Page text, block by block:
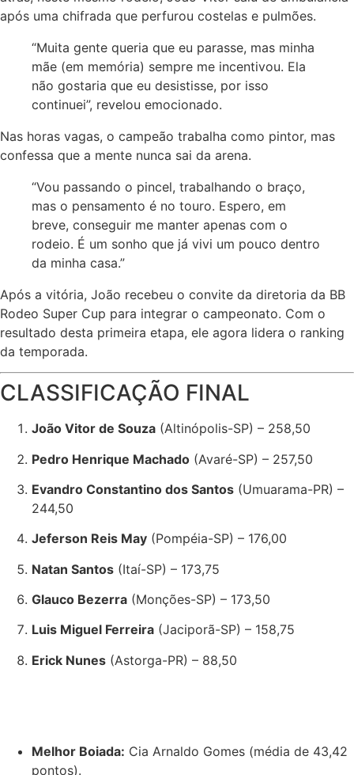
após uma chifrada que perfurou costelas e pulmões.
“Muita gente queria que eu parasse, mas minha
mãe (em memória) sempre me incentivou. Ela
não gostaria que eu desistisse, por isso
continuei”, revelou emocionado.
Nas horas vagas, o campeão trabalha como pintor, mas
confessa que a mente nunca sai da arena.
“Vou passando o pincel, trabalhando o braço,
mas o pensamento é no touro. Espero, em
breve, conseguir me manter apenas com o
rodeio. É um sonho que já vivi um pouco dentro
da minha casa.”
Após a vitória, João recebeu o convite da diretoria da BB
Rodeo Super Cup para integrar o campeonato. Com o
resultado desta primeira etapa, ele agora lidera o ranking
da temporada.
CLASSIFICAÇÃO FINAL
João Vitor de Souza (Altinópolis-SP) – 258,50
Pedro Henrique Machado (Avaré-SP) – 257,50
Evandro Constantino dos Santos (Umuarama-PR) –
244,50
Jeferson Reis May (Pompéia-SP) – 176,00
Natan Santos (Itaí-SP) – 173,75
Glauco Bezerra (Monções-SP) – 173,50
Luis Miguel Ferreira (Jaciporã-SP) – 158,75
Erick Nunes (Astorga-PR) – 88,50
Melhor Boiada: Cia Arnaldo Gomes (média de 43,42
pontos).